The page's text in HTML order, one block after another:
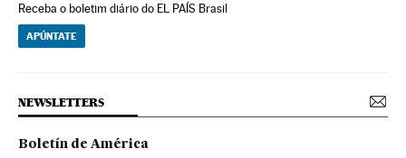
Receba o boletim diário do EL PAÍS Brasil
APÚNTATE
NEWSLETTERS
Boletín de América